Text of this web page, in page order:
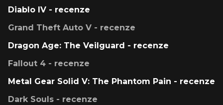
Diablo IV - recenze
Grand Theft Auto V - recenze
Dragon Age: The Veilguard - recenze
Fallout 4 - recenze
Metal Gear Solid V: The Phantom Pain - recenze
Dark Souls - recenze